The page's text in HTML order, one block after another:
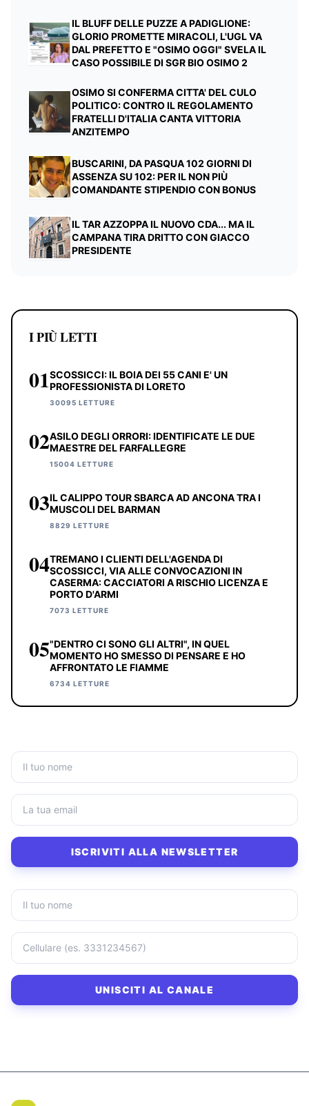
IL BLUFF DELLE PUZZE A PADIGLIONE:
GLORIO PROMETTE MIRACOLI, L'UGL VA
DAL PREFETTO E "OSIMO OGGI" SVELA IL
CASO POSSIBILE DI SGR BIO OSIMO 2
OSIMO SI CONFERMA CITTA' DEL CULO
POLITICO: CONTRO IL REGOLAMENTO
FRATELLI D'ITALIA CANTA VITTORIA
ANZITEMPO
BUSCARINI, DA PASQUA 102 GIORNI DI
ASSENZA SU 102: PER IL NON PIÙ
COMANDANTE STIPENDIO CON BONUS
IL TAR AZZOPPA IL NUOVO CDA... MA IL
CAMPANA TIRA DRITTO CON GIACCO
PRESIDENTE
I PIÙ LETTI
01SCOSSICCI: IL BOIA DEI 55 CANI E' UN
PROFESSIONISTA DI LORETO
30095 LETTURE
02ASILO DEGLI ORRORI: IDENTIFICATE LE DUE
MAESTRE DEL FARFALLEGRE
15004 LETTURE
03IL CALIPPO TOUR SBARCA AD ANCONA TRA I
MUSCOLI DEL BARMAN
8829 LETTURE
04TREMANO I CLIENTI DELL'AGENDA DI
SCOSSICCI, VIA ALLE CONVOCAZIONI IN
CASERMA: CACCIATORI A RISCHIO LICENZA E
PORTO D'ARMI
7073 LETTURE
05"DENTRO CI SONO GLI ALTRI", IN QUEL
MOMENTO HO SMESSO DI PENSARE E HO
AFFRONTATO LE FIAMME
6734 LETTURE
ISCRIVITI ALLA NEWSLETTER
UNISCITI AL CANALE